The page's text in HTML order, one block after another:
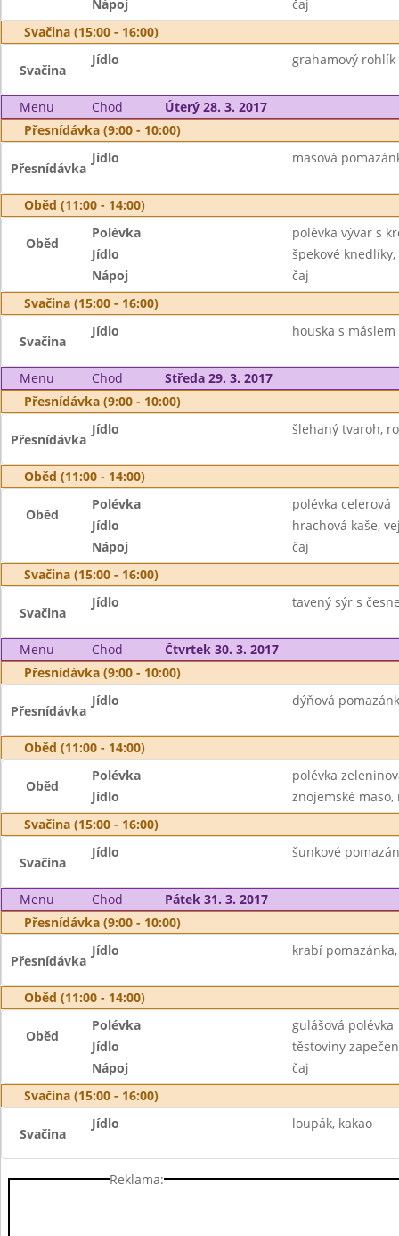
Nápoj
čaj
Svačina (15:00 - 16:00)
Svačina
Jídlo grahamový
Menu Chod
Úterý 28. 3. 2017
Přesnídávka (9:00 - 10:00)
Přesnídávka
Jídlo masová
Oběd (11:00 - 14:00)
Oběd
Polévka
polévka vývar s
Jídlo
špekové knedlíky,
Nápoj
čaj
Svačina (15:00 - 16:00)
Svačina
Jídlo houska s
Menu Chod
Středa 29. 3. 2017
Přesnídávka (9:00 - 10:00)
Přesnídávka
Jídlo šlehaný tvaroh,
Oběd (11:00 - 14:00)
Oběd
Polévka
polévka celerová
Jídlo
hrachová kaše,
Nápoj
čaj
Svačina (15:00 - 16:00)
Svačina
Jídlo tavený sýr s
Menu Chod
Čtvrtek 30. 3. 2017
Přesnídávka (9:00 - 10:00)
Přesnídávka
Jídlo dýňová
Oběd (11:00 - 14:00)
Oběd
Polévka
polévka
Jídlo
znojemské maso,
Svačina (15:00 - 16:00)
Svačina
Jídlo šunkové
Menu Chod
Pátek 31. 3. 2017
Přesnídávka (9:00 - 10:00)
Přesnídávka
Jídlo krabí
Oběd (11:00 - 14:00)
Oběd
Polévka
gulášová polévka
Jídlo
těstoviny
Nápoj
čaj
Svačina (15:00 - 16:00)
Svačina
Jídlo loupák, kakao
Reklama: